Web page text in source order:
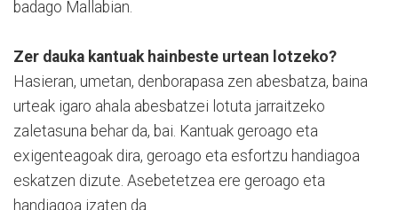
badago Mallabian.
Zer dauka kantuak hainbeste urtean lotzeko?
Hasieran, umetan, denborapasa zen abesbatza, baina
urteak igaro ahala abesbatzei lotuta jarraitzeko
zaletasuna behar da, bai. Kantuak geroago eta
exigenteagoak dira, geroago eta esfortzu handiagoa
eskatzen dizute. Asebetetzea ere geroago eta
handiagoa izaten da.